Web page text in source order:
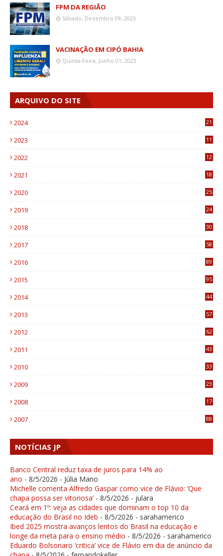
FPM DA REGIÃO
Sábado, Dezembro 09, 2023
VACINAÇÃO EM CIPÓ BAHIA
Quinta-Feira, Junho 01, 2023
ARQUIVO DO SITE
2024 21
2023
11
2022
12
2021
18
2020
25
2019
24
2018
30
2017
58
2016
89
2015
95
2014
44
2013
57
2012
62
2011
43
2010
33
2009
23
2008
17
2007 88
NOTÍCIAS JP
Banco Central reduz taxa de juros para 14% ao
ano - 8/5/2026 - Júlia Mano
Michelle comenta Alfredo Gaspar como vice de Flávio: ‘Que
chapa possa ser vitoriosa’ - 8/5/2026 - julara
Ceará em 1º: veja as cidades que dominam o top 10 da
educação do Brasil no Ideb - 8/5/2026 - sarahamerico
Ibed 2025 mostra avanços lentos do Brasil na educação e
longe da meta para o ensino médio - 8/5/2026 - sarahamerico
Eduardo Bolsonaro ‘critica’ vice de Flávio em dia de anúncio da